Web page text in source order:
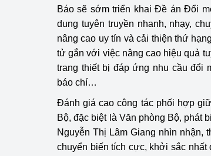
Báo sẽ sớm triển khai Đề án Đổi
dung tuyên truyền nhanh, nhạy,
nâng cao uy tín và cải thiện thứ
tử gắn với việc nâng cao hiệu quả
trang thiết bị đáp ứng nhu cầu đổi
báo chí…
Đánh giá cao công tác phối hợp
Bộ, đặc biệt là Văn phòng Bộ, phát
Nguyễn Thị Lâm Giang nhìn
chuyển biến tích cực, khởi sắc